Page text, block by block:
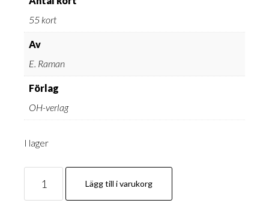
55 kort
Av
E. Raman
Förlag
OH-verlag
I lager
mängd
Lägg till i varukorg